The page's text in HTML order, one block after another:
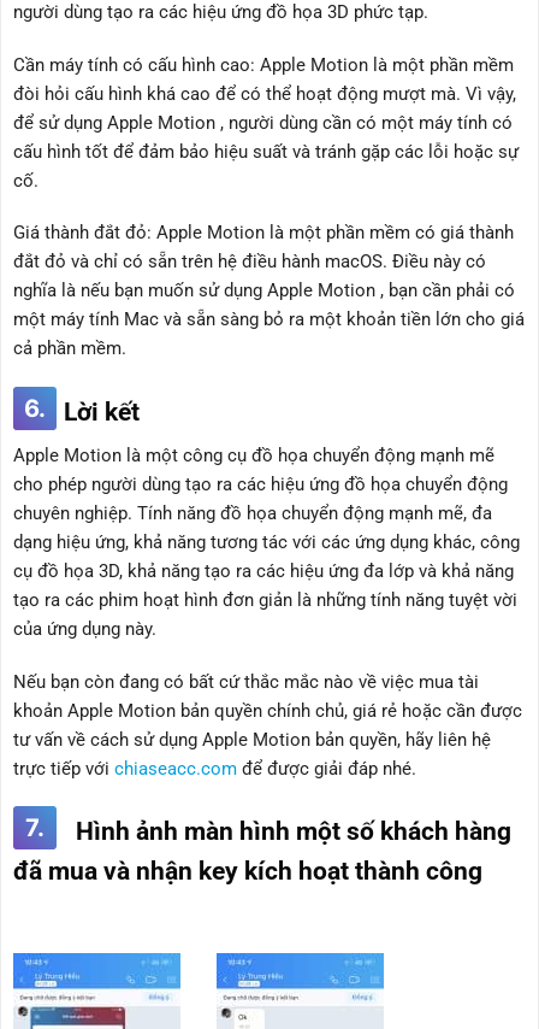
người dùng tạo ra các hiệu ứng đồ họa 3D phức tạp.
Cần máy tính có cấu hình cao: Apple Motion là một phần mềm
đòi hỏi cấu hình khá cao để có thể hoạt động mượt mà. Vì vậy,
để sử dụng Apple Motion , người dùng cần có một máy tính có
cấu hình tốt để đảm bảo hiệu suất và tránh gặp các lỗi hoặc sự
cố.
Giá thành đắt đỏ: Apple Motion là một phần mềm có giá thành
đắt đỏ và chỉ có sẵn trên hệ điều hành macOS. Điều này có
nghĩa là nếu bạn muốn sử dụng Apple Motion , bạn cần phải có
một máy tính Mac và sẵn sàng bỏ ra một khoản tiền lớn cho giá
cả phần mềm.
6. Lời kết
Apple Motion là một công cụ đồ họa chuyển động mạnh mẽ
cho phép người dùng tạo ra các hiệu ứng đồ họa chuyển động
chuyên nghiệp. Tính năng đồ họa chuyển động mạnh mẽ, đa
dạng hiệu ứng, khả năng tương tác với các ứng dụng khác, công
cụ đồ họa 3D, khả năng tạo ra các hiệu ứng đa lớp và khả năng
tạo ra các phim hoạt hình đơn giản là những tính năng tuyệt vời
của ứng dụng này.
Nếu bạn còn đang có bất cứ thắc mắc nào về việc mua tài
khoản Apple Motion bản quyền chính chủ, giá rẻ hoặc cần được
tư vấn về cách sử dụng Apple Motion bản quyền, hãy liên hệ
trực tiếp với chiaseacc.com để được giải đáp nhé.
7.
Hình ảnh màn hình một số khách hàng
đã mua và nhận key kích hoạt thành công